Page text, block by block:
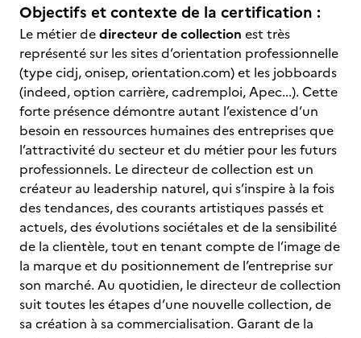
Objectifs et contexte de la certification :
Le métier dedirecteur de collection est très
représenté sur les sites d’orientation professionnelle
(type cidj, onisep, orientation.com) et les jobboards
(indeed, option carrière, cadremploi, Apec...). Cette
forte présence démontre autant l’existence d’un
besoin en ressources humaines des entreprises que
l’attractivité du secteur et du métier pour les futurs
professionnels. Le directeur de collection est un
créateur au leadership naturel, qui s’inspire à la fois
des tendances, des courants artistiques passés et
actuels, des évolutions sociétales et de la sensibilité
de la clientèle, tout en tenant compte de l’image de
la marque et du positionnement de l’entreprise sur
son marché. Au quotidien, le directeur de collection
suit toutes les étapes d’une nouvelle collection, de
sa création à sa commercialisation. Garant de la